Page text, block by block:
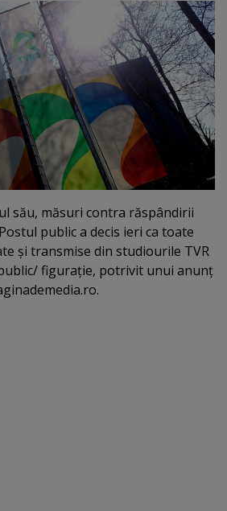
său, măsuri contra răspândirii
public a decis ieri ca toate
şi transmise din studiourile TVR
figuraţie, potrivit unui anunţ